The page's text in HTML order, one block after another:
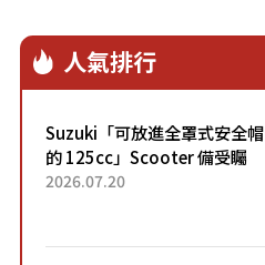
人氣排行
Suzuki「可放進全罩式安全帽
的 125cc」Scooter 備受矚
目！採用全新流線設計與各項
2026.07.20